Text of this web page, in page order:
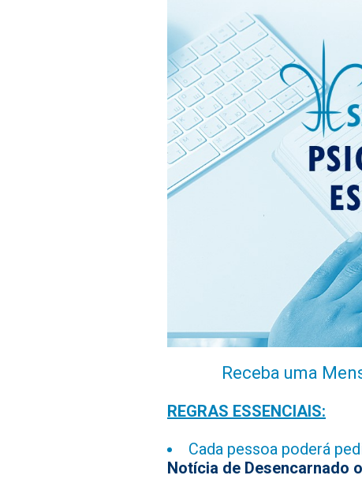
Receba uma
REGRAS ESSENCIAIS:
Cada pessoa
Notícia de Desencarnado